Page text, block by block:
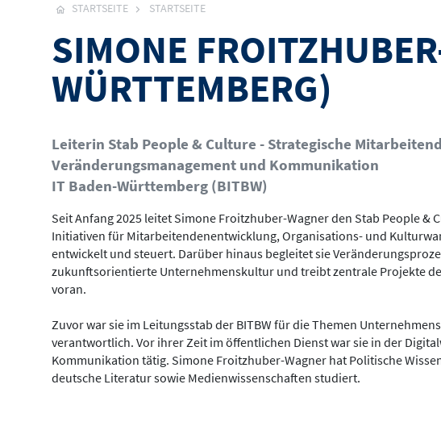
STARTSEITE STARTSEITE
SIMONE
WÜRTTEMBERG)
Leiterin Stab People & Culture - Strategische
Veränderungsmanagement und Kommunikation
IT Baden-Württemberg (BITBW)
Seit Anfang 2025 leitet Simone Froitzhuber-Wagner den Stab People &
Initiativen für Mitarbeitendenentwicklung, Organisations- und
entwickelt und steuert. Darüber hinaus begleitet sie
zukunftsorientierte Unternehmenskultur und treibt zentrale Projekte
voran.
Zuvor war sie im Leitungsstab der BITBW für die Themen
verantwortlich. Vor ihrer Zeit im öffentlichen Dienst war sie in der
Kommunikation tätig. Simone Froitzhuber-Wagner hat Politische
deutsche Literatur sowie Medienwissenschaften studiert.